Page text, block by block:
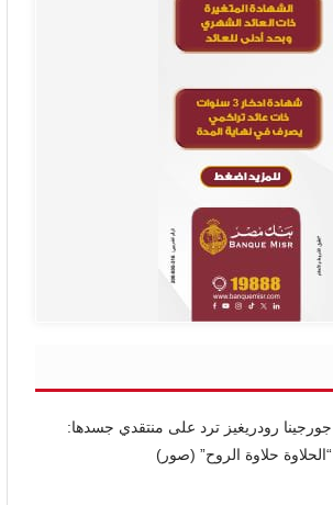
جورجينا رودريغيز ترد على منتقدي جسدها:
“الحلاوة حلاوة الروح” (صور)